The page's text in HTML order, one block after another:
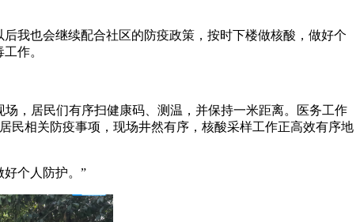
我也会继续配合社区的防疫政策，按时下楼做核酸，做好个
作。
，居民们有序扫健康码、测温，并保持一米距离。医务工作
相关防疫事项，现场井然有序，核酸采样工作正高效有序地
个人防护。”